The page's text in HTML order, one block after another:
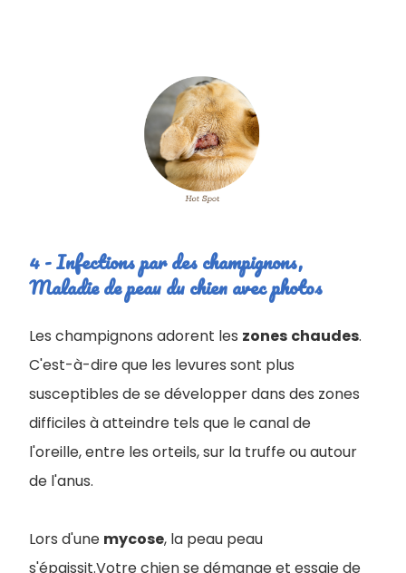
4 - Infections par des champignons,
Maladie de peau du chien avec photos
Les champignons adorent les zones chaudes.
C'est-à-dire que les levures sont plus
susceptibles de se développer dans des zones
difficiles à atteindre tels que le canal de
l'oreille, entre les orteils, sur la truffe ou autour
de l'anus.
Lors d'une mycose, la peau peau
s'épaissit.Votre chien se démange et essaie de